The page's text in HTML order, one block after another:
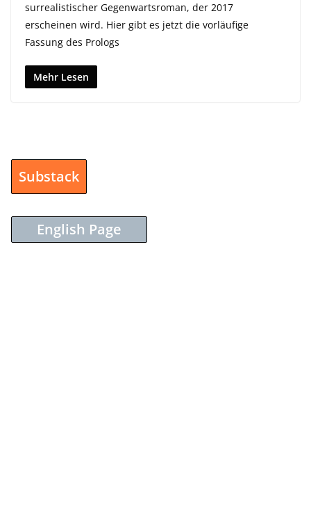
surrealistischer Gegenwartsroman, der 2017
erscheinen wird. Hier gibt es jetzt die vorläufige
Fassung des Prologs
Mehr Lesen
Substack
English Page